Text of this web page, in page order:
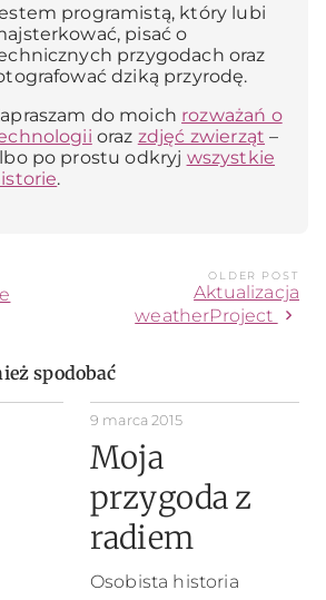
programistą, który lubi
pisać o
przygodach oraz
dziką przyrodę.
do moich rozważań o
oraz zdjęć zwierząt –
po prostu odkryj wszystkie
.
OLDER POST
Aktualizacja
weatherProject
chevron_right
spodobać
9 marca 2015
Moja
przygoda z
radiem
Osobista historia